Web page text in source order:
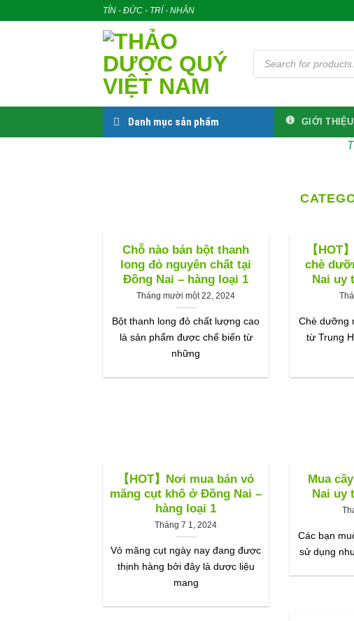
TÍN - ĐỨC - TRÍ - NHÂN
Tìm
kiếm
phẩm
Danh mục sản phẩm GIỚI THIỆU
Chỗ nào bán bột thanh
long đỏ nguyên chất tại
Đồng Nai – hàng loại 1
Tháng mười một 22, 2024
Bột thanh long đỏ chất lượng cao
là sản phẩm được chế biến từ
những
【HOT
chè
Nai uy
Chè dưỡng
từ Trung
【HOT】Nơi mua bán vỏ
măng cụt khô ở Đồng Nai –
hàng loại 1
Tháng 7 1, 2024
Vỏ măng cụt ngày nay đang được
thịnh hàng bởi đây là dược liệu
mang
Mua
Nai uy
Các bạn
sử dụng